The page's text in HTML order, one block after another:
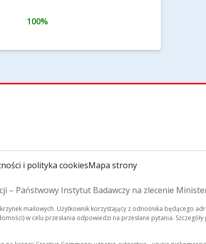
100%
i polityka cookiesMapa strony
– Państwowy Instytut Badawczy na zlecenie
mailowych. Użytkownik korzystający z odnośnika będącego
w celu przesłania odpowiedzi na przesłane pytania.